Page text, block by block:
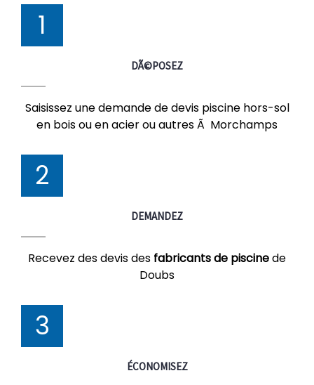
1
DÃ©POSEZ
Saisissez une demande de devis piscine hors-sol
en bois ou en acier ou autres Ã Morchamps
2
DEMANDEZ
Recevez des devis des fabricants de piscinede
Doubs
3
ÉCONOMISEZ